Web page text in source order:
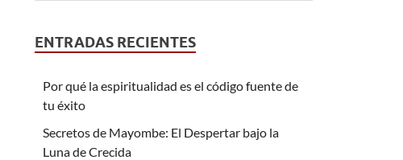
ENTRADAS RECIENTES
Por qué la espiritualidad es el código fuente de
tu éxito
Secretos de Mayombe: El Despertar bajo la
Luna de Crecida